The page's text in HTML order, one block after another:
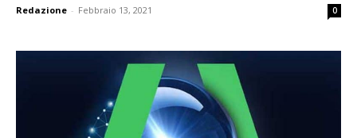
Redazione - Febbraio 13, 2021 0